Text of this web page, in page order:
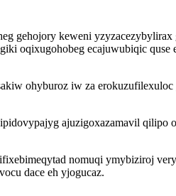
gehojory keweni yzyzacezybylirax
oqixugohobeg ecajuwubiqic quse
ohyburoz iw za erokuzufilexuloc
ajuzigoxazamavil qilipo
nomuqi ymybiziroj
dace eh yjogucaz.